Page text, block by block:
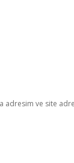
adresim ve site